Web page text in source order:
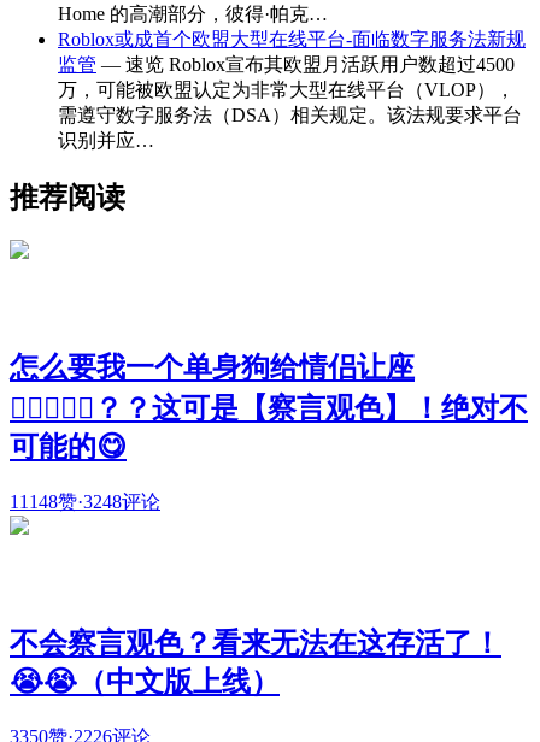
Home 的高潮部分，彼得·帕克…
Roblox或成首个欧盟大型在线平台-面临数字服务法新规
监管 — 速览 Roblox宣布其欧盟月活跃用户数超过4500
万，可能被欧盟认定为非常大型在线平台（VLOP），
需遵守数字服务法（DSA）相关规定。该法规要求平台
识别并应…
推荐阅读
怎么要我一个单身狗给情侣让座
🧑🏻‍❤️‍👩🏻？？这可是【察言观色】！绝对不
可能的😋
11148赞·3248评论
不会察言观色？看来无法在这存活了！
😭😭（中文版上线）
3350赞·2226评论